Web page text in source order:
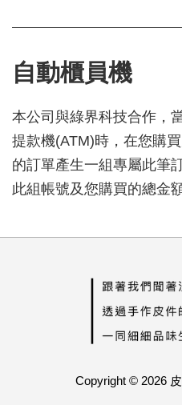
自動櫃員機
本公司與綠界科技合作，
提款機(ATM)時，在您購
的訂單產生一組專屬此筆
此組帳號及您購買的總金
Copyright © 2026